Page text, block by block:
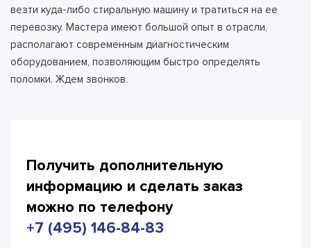
везти куда-либо стиральную машину и тратиться на ее
перевозку. Мастера имеют большой опыт в отрасли,
располагают современным диагностическим
оборудованием, позволяющим быстро определять
поломки. Ждем звонков.
Получить дополнительную
информацию и сделать заказ
можно по телефону
+7 (495) 146-84-83